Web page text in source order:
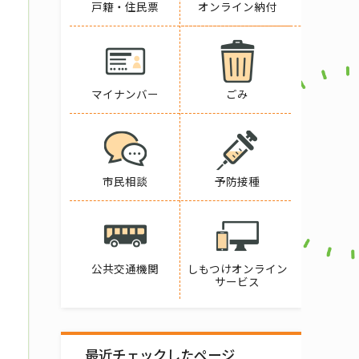
戸籍・住民票 オンライン納付
マイナンバー ごみ
市民相談 予防接種
公共交通機関
しもつけオンライン
サービス
最近チェックしたページ